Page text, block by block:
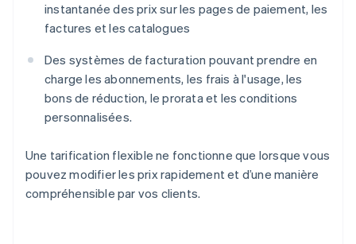
instantanée des prix sur les pages de paiement, les
factures et les catalogues
Des systèmes de facturation pouvant prendre en
charge les abonnements, les frais à l'usage, les
bons de réduction, le prorata et les conditions
personnalisées.
Une tarification flexible ne fonctionne que lorsque vous
pouvez modifier les prix rapidement et d’une manière
compréhensible par vos clients.